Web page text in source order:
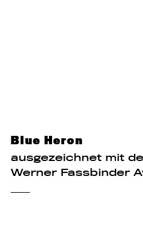
Blue Heron
ausgezeichnet mit
Werner Fassbinder